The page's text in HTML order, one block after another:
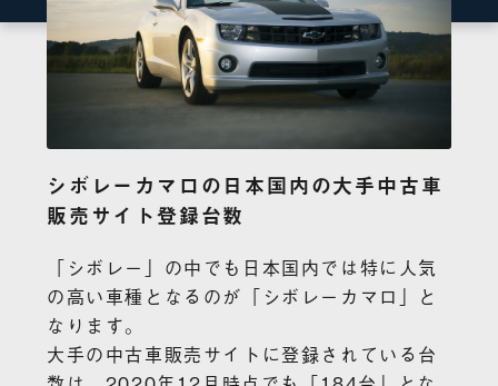
シボレーカマロの日本国内の大手中古車
販売サイト登録台数
「シボレー」の中でも日本国内では特に人気
の高い車種となるのが「シボレーカマロ」と
なります。
大手の中古車販売サイトに登録されている台